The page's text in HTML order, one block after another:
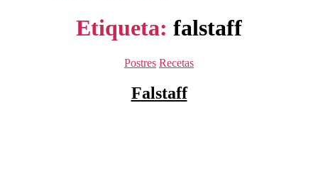
Etiqueta: falstaff
Categorías
Postres Recetas
Falstaff